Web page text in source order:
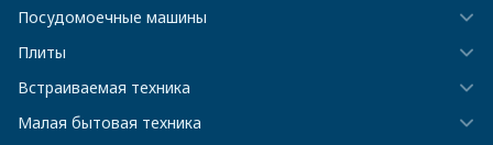
Посудомоечные машины
Плиты
Встраиваемая техника
Малая бытовая техника